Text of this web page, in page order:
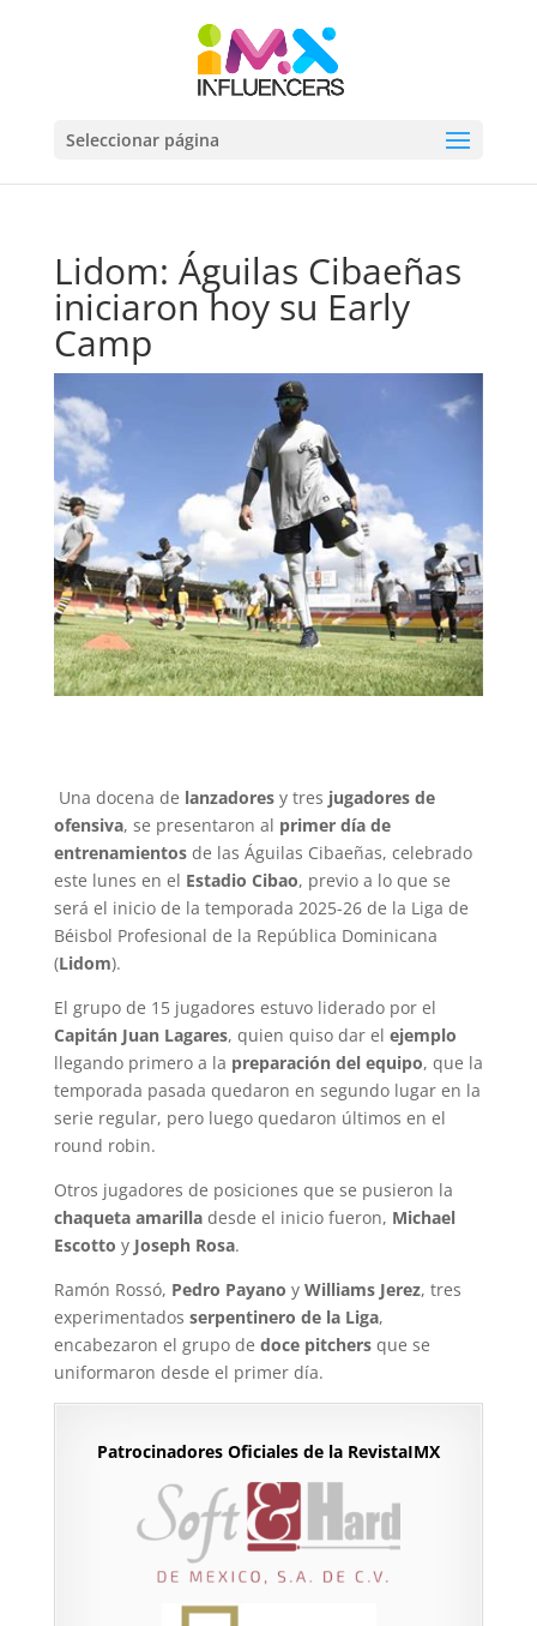
Seleccionar página
Lidom: Águilas Cibaeñas
iniciaron hoy su Early
Camp
Una docena de lanzadoresy tres jugadores de
ofensiva, se presentaron al primer día de
entrenamientosde las Águilas Cibaeñas, celebrado
este lunes en el Estadio Cibao, previo a lo que se
será el inicio de la temporada 2025-26 de la Liga de
Béisbol Profesional de la República Dominicana
(Lidom).
El grupo de 15 jugadores estuvo liderado por el
Capitán Juan Lagares, quien quiso dar el ejemplo
llegando primero a la preparación del equipo, que la
temporada pasada quedaron en segundo lugar en la
serie regular, pero luego quedaron últimos en el
round robin.
Otros jugadores de posiciones que se pusieron la
chaqueta amarilladesde el inicio fueron, Michael
Escotto y Joseph Rosa.
Ramón Rossó, Pedro Payano y Williams Jerez, tres
experimentados serpentinero de la Liga,
encabezaron el grupo de doce pitchersque se
uniformaron desde el primer día.
Patrocinadores Oficiales de la RevistaIMX